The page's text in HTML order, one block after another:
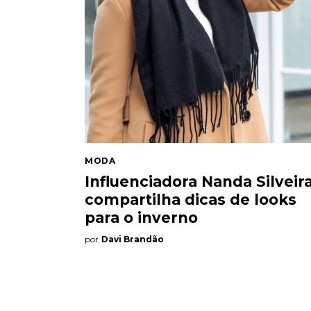
Quem somos
MODA
Influenciadora Nanda
compartilha dicas de looks
para o inverno
por Davi Brandão